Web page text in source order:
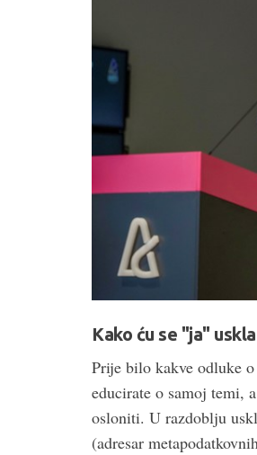
Kako ću se "ja"
Prije bilo kakve odluke
educirate o samoj temi,
osloniti. U razdoblju
(adresar